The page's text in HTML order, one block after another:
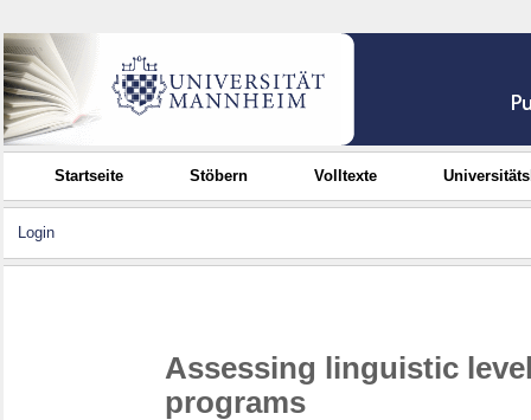
Startseite Stöbern Volltexte
Login
Assessing linguistic
programs